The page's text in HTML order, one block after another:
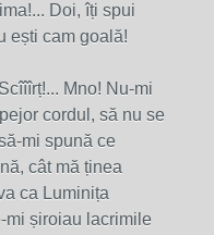
Doi, îți spui
ești cam goală!
Mno! Nu-mi
cordul, să nu se
mi spună ce
cât mă ținea
ca Luminița
mi șiroiau lacrimile